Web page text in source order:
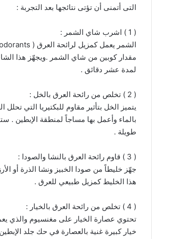
التى أتمنى أن تؤتى نتائجها بعد التجربة :
( 1 ) اشرب شاي الشمر :
مقدار كوبين من شاي الشمر .ويجهّز هذا
لمدة عشر دقائق .
( 2 ) تخلص من رائحة العرق بالخل :
يتميز الخل بتأثير مقاوم للبكتيريا التي
بالماء وأعمل بها مساجاً لمنطقة الإبطين .
طويلة .
( 3 ) قاوم رائحة العرق بالنشا والصودا :
هذا الخليط كمزيل طبيعي للعرق .
( 4 ) تخلص من رائحة العرق بالخيار :
تحتوي عصارة الخيار على مغنسيوم والذي
خيار كبيرة غنية بالعصارة في حك جلد